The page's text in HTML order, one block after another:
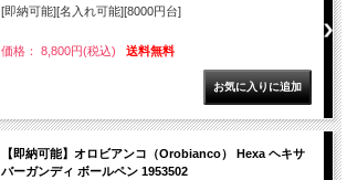
[即納可能][名入れ可能][8000円台]
価格： 8,800円(税込) 送料無料
【即納可能】オロビアンコ（Orobianco） Hexa ヘキサ
バーガンディ ボールペン 1953502